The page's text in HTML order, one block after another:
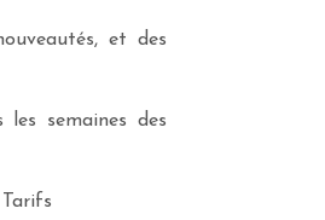
et des
semaines des